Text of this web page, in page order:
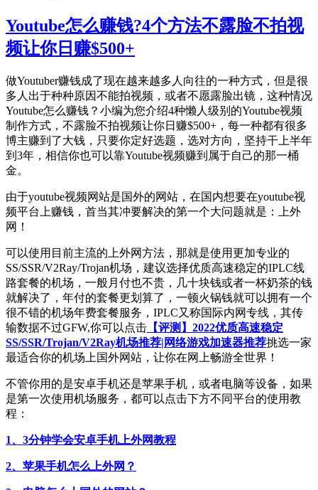
Youtube怎么赚钱?4个方法不露脸不拍视
频让你日赚$500+
做Youtuber赚钱成了现在越来越多人向往的一种方式，但是很
多人出于种种原因不能拍视频，或者不愿露脸出镜，这种情况
Youtube怎么赚钱？小编为您介绍4种懒人级别的Youtube视频
制作方式，不露脸不拍视频让你日赚$500+，每一种都有很多
博主赚到了大钱，只要你定好选题，选对方向，坚持干上半年
到3年，相信你也可以靠Youtube视频赚到属于自己的那一桶
金。
由于youtube视频网站是国外的网站，在国内想要在youtube视
频平台上赚钱，首当其冲要解决的第一个大问题就是：上外
网！
可以使用目前主流的上外网方法，那就是使用更加专业的
SS/SSR/V2Ray/Trojan机场，建议选择优质高速稳定的IPLC线
路套餐的机场，一般月付也不贵，几十块钱或者一杯奶茶的钱
就解决了，年付的套餐更划算了，一顿火锅钱就可以拥有一个
很不错的机场年费套餐服务，IPLC又称国际内网专线，其传
输数据不过GFW,你可以点击 【评测】2022优质高速稳定
SS/SSR/Trojan/V2Ray机场推荐|网络游戏加速器推荐挑选一家
最适合你的机场上国外网站，让你在网上畅游全世界！
不管你用的是安卓手机还是苹果手机，或者电脑等设备，如果
是第一次使用机场服务，都可以点击下方不同平台的使用教
程：
1、3分钟学会安卓手机上外网教程
2、苹果手机怎么上外网？